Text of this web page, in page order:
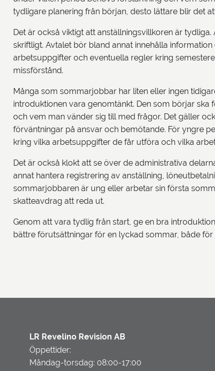
tydligare planering från början, desto lättare blir det
Det är också viktigt att anställningsvillkoren är
skriftligt. Avtalet bör bland annat innehålla
arbetsuppgifter och eventuella regler kring
missförstånd.
Många som sommarjobbar har liten eller ingen
introduktionen vara genomtänkt. Den som börjar
och vem man vänder sig till med frågor. Det gäller
förväntningar på ansvar och bemötande. För yngre
kring vilka arbetsuppgifter de får utföra och vilka
Det är också klokt att se över de administrativa
annat hantera registrering av anställning,
sommarjobbaren är ung eller arbetar sin första
skatteavdrag att reda ut.
Genom att vara tydlig från start, ge en bra
bättre förutsättningar för en lyckad sommar, både
LR Revelino Revision AB
Öppettider:
Måndag-torsdag: 08:00-17:00